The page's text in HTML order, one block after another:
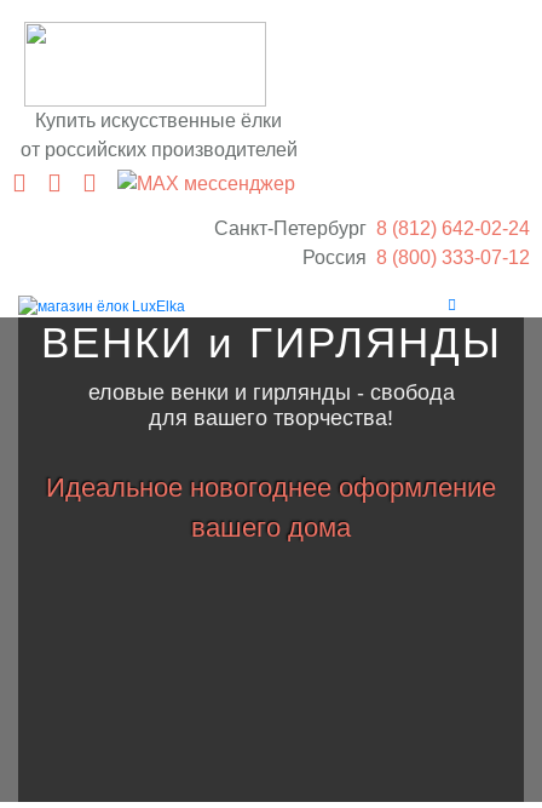
Купить искусственные ёлки
от российских производителей
Санкт-Петербург 8 (812) 642‑02‑24
Россия 8 (800) 333‑07‑12
ВЕНКИ и ГИРЛЯНДЫ
еловые венки и гирлянды - свобода
для вашего творчества!
Идеальное новогоднее оформление
вашего дома